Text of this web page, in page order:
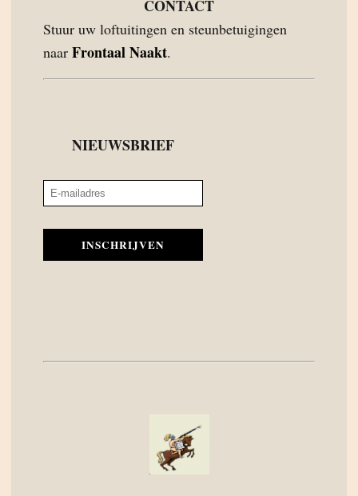
CONTACT
Stuur uw loftuitingen en steunbetuigingen
naar Frontaal Naakt.
NIEUWSBRIEF
INSCHRIJVEN